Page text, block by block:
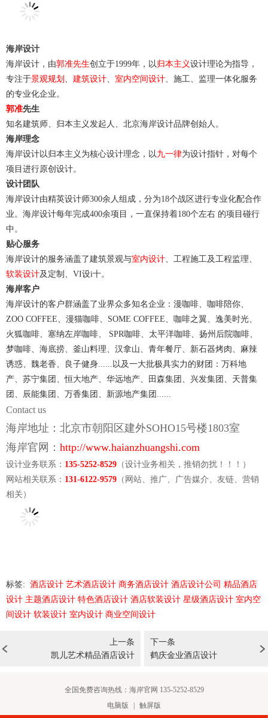
海岸设计
海岸设计，由郭准先生创立于1999年，以归本主义设计理论为指导，
专注于景观规划 、 建筑设计、 室内空间设计、施工、监理一体化服务
的专业化企业。
郭准先生
知名建筑师、归本主义发起人、北京海岸设计品牌创始人。
海岸理念
海岸设计以归本主义为核心设计理念，以九一律为设计指针，对每个
项目进行原创设计。
设计团队
海岸设计由精英设计师300余人组成，分为18个战区进行专业化配合作
业。海岸设计每年完成400余项目，一直保持着180个左右 的项目碰行
中。
贴心服务
海岸设计的服务涵盖了建筑景观与室内设计、工程施工及工程监理、
软装设计及定制、VI设i十。
海岸客户
海岸设计的客户群涵盖了业界众多知名企业：漫咖啡、咖啡陪你、
ZOO COFFEE、漫猫咖啡、SOME COFFEE、咖啡之翼、逸美时光、
火狐咖啡、塞纳左岸咖啡、 SPR咖啡、太平洋咖啡、扬州后院咖啡、
梦咖啡、海底捞、釜山料理、汉拿山、青年餐厅、新石器烤肉、麻辣
诱惑、魏老香、良子健身......以及一大批极具实力的财团：万科地
产、苏宁集团、恒大地产、华远地产、田森集团、兴发集团、天普集
团、辰能集团、万香集团、新源地产集团......
Contact us
海岸地址：北京市朝阳区建外SOHO15号楼1803室
海岸官网： http://www.haianzhuangshi.com
设计业务联系： 135-5252-8529 （设计业务相关，推销勿扰！！！）
网站相关联系： 131-6122-9579 （网站、推广、广告媒介、 友链、营销
相关 ）
标签: 酒店设计 艺术酒店设计 商务酒店设计 酒店设计公司 精品酒店
设计 主题酒店设计 特色酒店设计 酒店软装设计 星级酒店设计 室内空
间设计 软装设计 室内设计 商业空间设计
上一条
凯儿艺术精品酒店设计
下一条
鹤庆金业酒店设计
全国免费咨询热线：海岸官网 135-5252-8529
电脑版
触屏版